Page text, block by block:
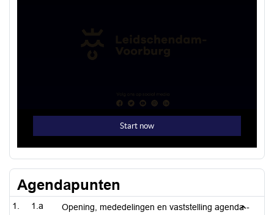
Agendapunten
1.a
Opening, mededelingen en vaststelling agenda -